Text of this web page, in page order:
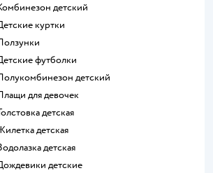
Комбинезон детский
Детские куртки
Ползунки
Детские футболки
Полукомбинезон детский
Плащи для девочек
Толстовка детская
Жилетка детская
Водолазка детская
Дождевики детские